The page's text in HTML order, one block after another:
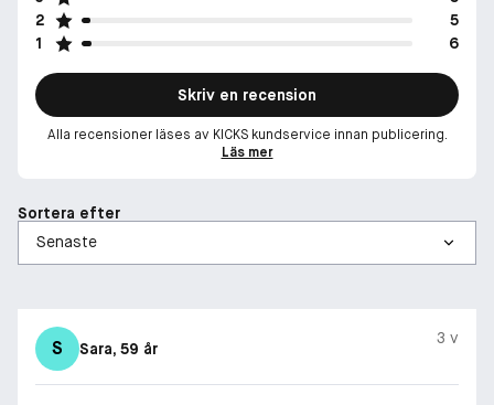
2
5
1
6
Skriv en recension
Alla recensioner läses av KICKS kundservice innan publicering.
Läs mer
Sortera efter
S Sara, 59 år
3 v